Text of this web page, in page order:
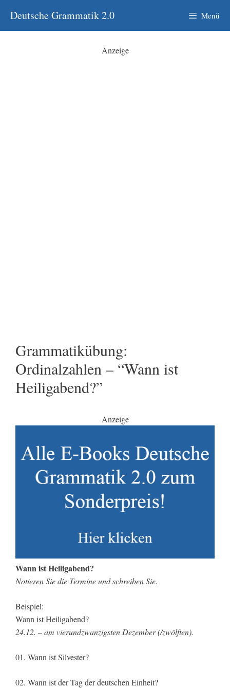
Inhalt
springen
Deutsche Grammatik 2.0 Menü
Anzeige
Grammatikübung:
Ordinalzahlen – “Wann ist
Heiligabend?”
Anzeige
Wann ist Heiligabend?
Notieren Sie die Termine und schreiben Sie.
Beispiel:
Wann ist Heiligabend?
24.12. – am vierundzwanzigsten Dezember (/zwölften).
01. Wann ist Silvester?
02. Wann ist der Tag der deutschen Einheit?